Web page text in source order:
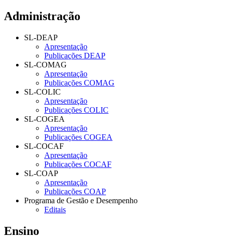
Administração
SL-DEAP
Apresentação
Publicações DEAP
SL-COMAG
Apresentação
Publicações COMAG
SL-COLIC
Apresentação
Publicações COLIC
SL-COGEA
Apresentação
Publicações COGEA
SL-COCAF
Apresentação
Publicações COCAF
SL-COAP
Apresentação
Publicações COAP
Programa de Gestão e Desempenho
Editais
Ensino